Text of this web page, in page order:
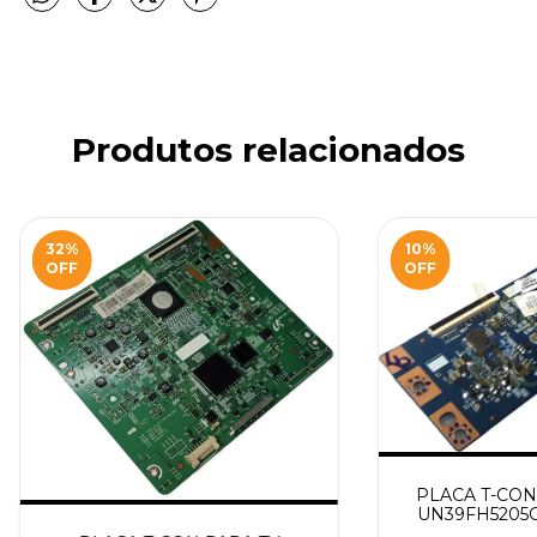
Produtos relacionados
32%
OFF
10%
OFF
PLACA T-